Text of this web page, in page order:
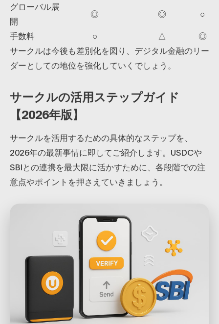
グローバル展
開
◎ ◎
○
手数料
○ △
◎
サークルは今後も差別化を図り、デジタル金融のリー
ダーとしての地位を強化していくでしょう。
サークルの活用ステップガイド
【2026年版】
サークルを活用するための具体的なステップを、
2026年の最新事情に即してご紹介します。USDCや
SBIとの連携を最大限に活かすために、各段階での注
意点やポイントを押さえていきましょう。